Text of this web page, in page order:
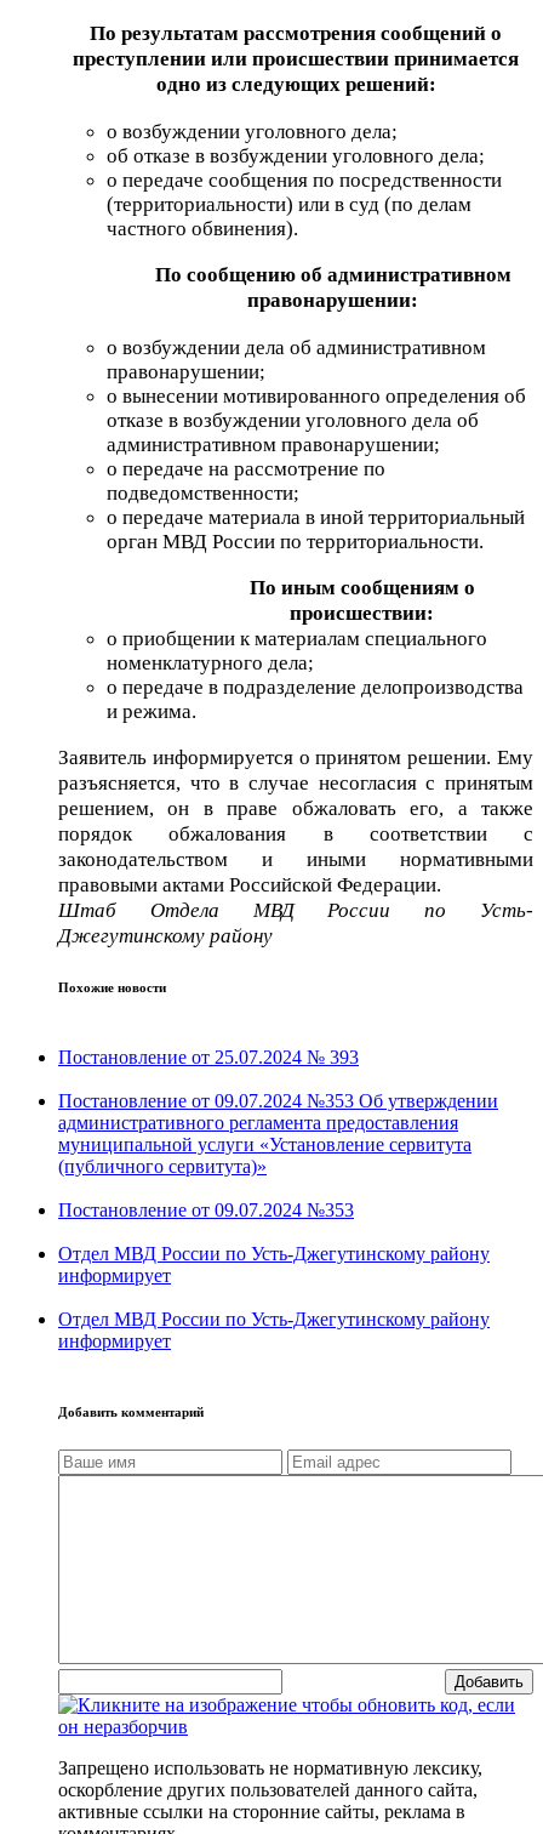
По результатам рассмотрения сообщений о
преступлении или происшествии принимается
одно из следующих решений:
о возбуждении уголовного дела;
об отказе в возбуждении уголовного дела;
о передаче сообщения по посредственности
(территориальности) или в суд (по делам
частного обвинения).
По сообщению об административном
правонарушении:
о возбуждении дела об административном
правонарушении;
о вынесении мотивированного определения об
отказе в возбуждении уголовного дела об
административном правонарушении;
о передаче на рассмотрение по
подведомственности;
о передаче материала в иной территориальный
орган МВД России по территориальности.
По иным сообщениям о
происшествии:
о приобщении к материалам специального
номенклатурного дела;
о передаче в подразделение делопроизводства
и режима.
Заявитель информируется о принятом решении. Ему
разъясняется, что в случае несогласия с принятым
решением, он в праве обжаловать его, а также
порядок обжалования в соответствии с
законодательством и иными нормативными
правовыми актами Российской Федерации.
Штаб Отдела МВД России по Усть-
Джегутинскому району
Похожие новости
Постановление от 25.07.2024 № 393
Постановление от 09.07.2024 №353 Об утверждении
административного регламента предоставления
муниципальной услуги «Установление сервитута
(публичного сервитута)»
Постановление от 09.07.2024 №353
Отдел МВД России по Усть-Джегутинскому району
информирует
Отдел МВД России по Усть-Джегутинскому району
информирует
Добавить комментарий
Добавить
Запрещено использовать не нормативную лексику,
оскорбление других пользователей данного сайта,
активные ссылки на сторонние сайты, реклама в